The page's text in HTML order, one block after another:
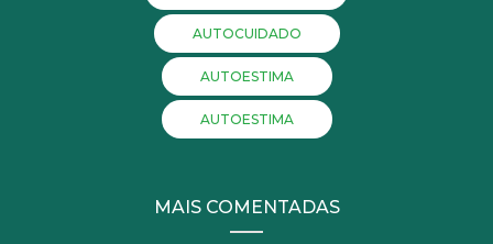
AUTOCUIDADO
AUTOESTIMA
AUTOESTIMA
MAIS COMENTADAS